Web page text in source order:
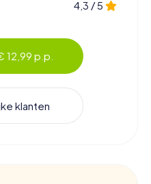
4,3 / 5
12,99 p.p.
klanten